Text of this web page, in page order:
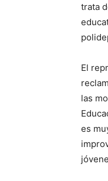
trata
El
las
es